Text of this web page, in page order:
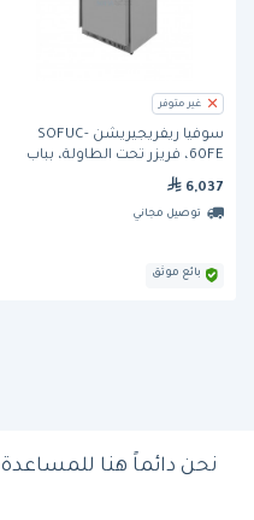
غير متوفر
سوفيا ريفريجيريشن SOFUC-
60FE، فريزر تحت الطاولة، بباب
6,037
توصيل مجاني
بائع موثق
نحن دائماً هنا للمساعدة